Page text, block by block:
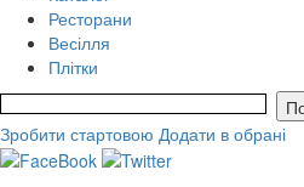
Ресторани
Весілля
Плітки
Зробити стартовою Додати в обрані